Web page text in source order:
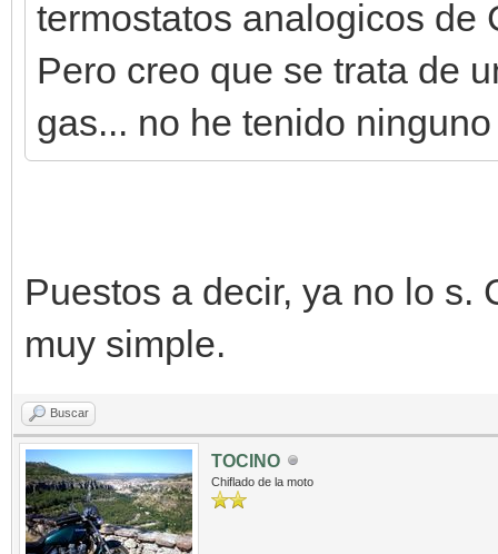
termostatos analogicos de
Pero creo que se trata de
gas... no he tenido
Puestos a decir, ya no lo s.
muy simple.
Buscar
TOCINO
Chiflado de la moto